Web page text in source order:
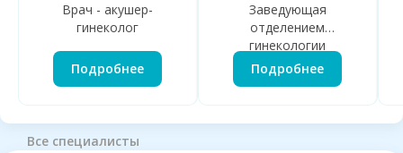
Врач - акушер-
гинеколог
Подробнее
Заведующая
отделением
гинекологии
Подробнее
Все специалисты